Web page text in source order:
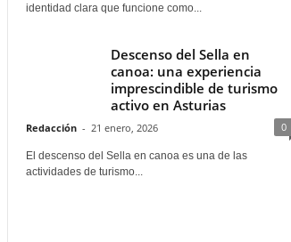
identidad clara que funcione como...
Descenso del Sella en
canoa: una experiencia
imprescindible de turismo
activo en Asturias
Redacción - 21 enero, 2026 0
El descenso del Sella en canoa es una de las
actividades de turismo...